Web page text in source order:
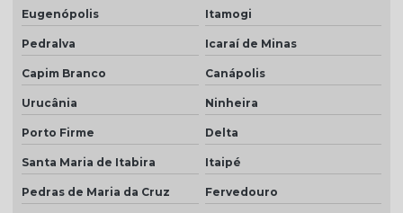
Eugenópolis Itamogi
Pedralva Icaraí de Minas
Capim Branco Canápolis
Urucânia Ninheira
Porto Firme Delta
Santa Maria de Itabira Itaipé
Pedras de Maria da Cruz Fervedouro